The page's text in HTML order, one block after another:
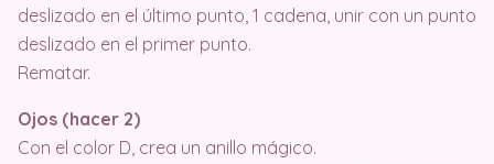
deslizado en el último punto, 1 cadena, unir con un punto
deslizado en el primer punto.
Rematar.
Ojos (hacer 2)
Con el color D, crea un anillo mágico.